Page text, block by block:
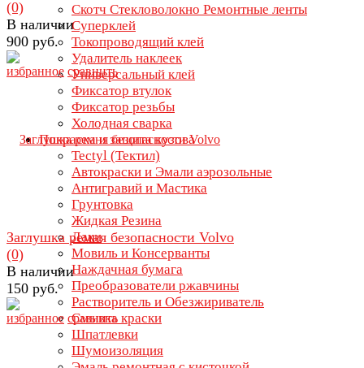
Скотч Стекловолокно Ремонтные ленты
Суперклей
Токопроводящий клей
Удалитель наклеек
Универсальный клей
Фиксатор втулок
Фиксатор резьбы
Холодная сварка
Покраска и защита кузова
Tectyl (Тектил)
Автокраски и Эмали аэрозольные
Антигравий и Мастика
Грунтовка
Жидкая Резина
Лаки
Мовиль и Консерванты
Наждачная бумага
Преобразователи ржавчины
Растворитель и Обезжириватель
Смывка краски
Шпатлевки
Шумоизоляция
избранное сравнить
(0)
В наличии
900 руб.
избранное сравнить
Заглушка ремня безопасности Volvo
(0)
В наличии
150 руб.